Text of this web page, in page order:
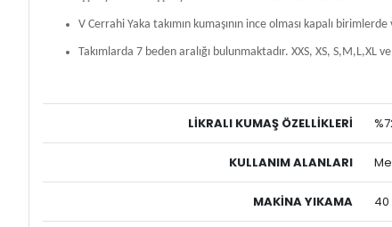
V Cerrahi Yaka takımın kumaşının ince olması kapalı
Takımlarda 7 beden aralığı bulunmaktadır. XXS, XS,
LİKRALI KUMAŞ ÖZELLİKLERİ
KULLANIM ALANLARI
MAKİNA YIKAMA 40